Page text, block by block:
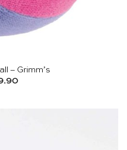
– Grimm’s